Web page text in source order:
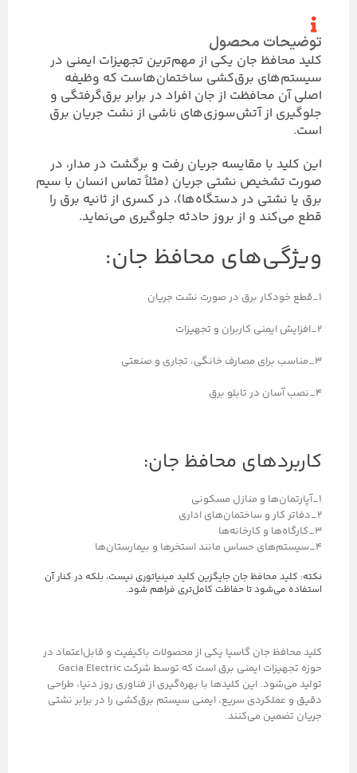
توضیحات محصول
کلید محافظ جان یکی از مهم‌ترین تجهیزات ایمنی در
سیستم‌های برق‌کشی ساختمان‌هاست که وظیفه
اصلی آن محافظت از جان افراد در برابر برق‌گرفتگی و
جلوگیری از آتش‌سوزی‌های ناشی از نشت جریان برق
است.
این کلید با مقایسه جریان رفت و برگشت در مدار، در
صورت تشخیص نشتی جریان (مثلاً تماس انسان با سیم
برق یا نشتی در دستگاه‌ها)، در کسری از ثانیه برق را
قطع می‌کند و از بروز حادثه جلوگیری می‌نماید.
ویژگی‌های محافظ جان:
1_قطع خودکار برق در صورت نشت جریان
2_افزایش ایمنی کاربران و تجهیزات
3_مناسب برای مصارف خانگی، تجاری و صنعتی
4_نصب آسان در تابلو برق
کاربردهای محافظ جان:
1_آپارتمان‌ها و منازل مسکونی
2_دفاتر کار و ساختمان‌های اداری
3_کارگاه‌ها و کارخانه‌ها
4_سیستم‌های حساس مانند استخرها و بیمارستان‌ها
نکته: کلید محافظ جان جایگزین کلید مینیاتوری نیست، بلکه در کنار آن
استفاده می‌شود تا حفاظت کامل‌تری فراهم شود.
کلید محافظ جان گاسیا یکی از محصولات باکیفیت و قابل‌اعتماد در
حوزه تجهیزات ایمنی برق است که توسط شرکت Gacia Electric
تولید می‌شود. این کلیدها با بهره‌گیری از فناوری روز دنیا، طراحی
دقیق و عملکردی سریع، ایمنی سیستم برق‌کشی را در برابر نشتی
جریان تضمین می‌کنند.